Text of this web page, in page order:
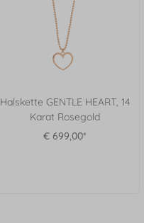
Halskette GENTLE HEART, 14
Karat Rosegold
€ 699,00*